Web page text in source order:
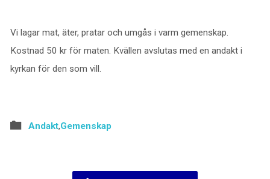
Vi lagar mat, äter, pratar och umgås i varm gemenskap.
Kostnad 50 kr för maten. Kvällen avslutas med en andakt i
kyrkan för den som vill.
Andakt,Gemenskap